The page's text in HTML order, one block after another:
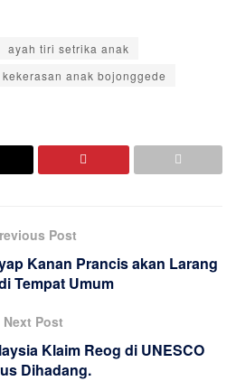
ayah tiri setrika anak
kekerasan anak bojonggede
Post
Kanan Prancis akan Larang
Tempat Umum
Next Post
Klaim Reog di UNESCO
Dihadang.